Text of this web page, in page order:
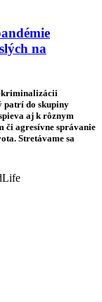
na
patrí do skupiny
aj k rôznym
či agresívne správanie
Stretávame sa